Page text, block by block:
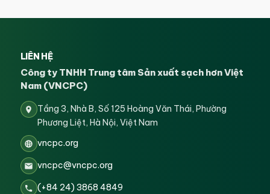
LIÊN HỆ
Công ty TNHH Trung tâm Sản xuất sạch hơn Việt
Nam (VNCPC)
Tầng 3, Nhà B, Số 125 Hoàng Văn Thái, Phường
Phương Liệt, Hà Nội, Việt Nam
vncpc.org
vncpc@vncpc.org
(+84 24) 3868 4849